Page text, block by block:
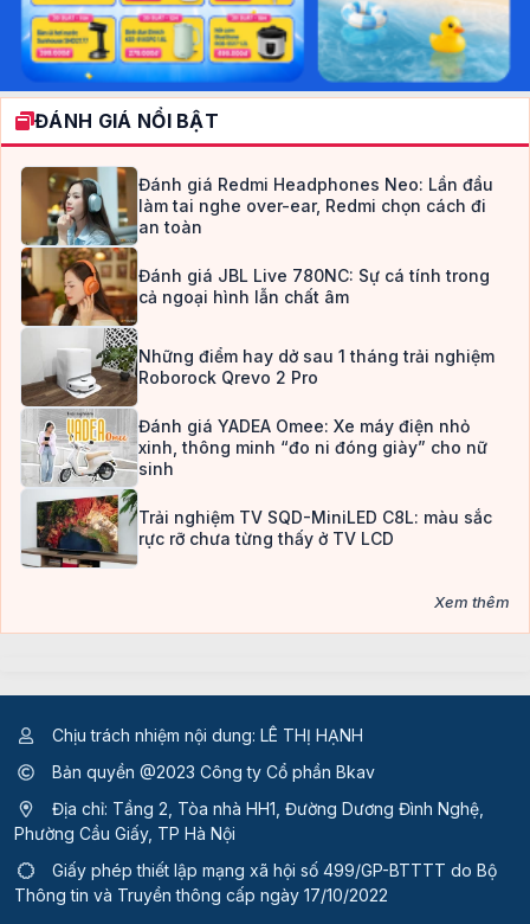
ĐÁNH GIÁ NỔI BẬT
Đánh giá Redmi Headphones Neo: Lần đầu
làm tai nghe over-ear, Redmi chọn cách đi
an toàn
Đánh giá JBL Live 780NC: Sự cá tính trong
cả ngoại hình lẫn chất âm
Những điểm hay dở sau 1 tháng trải nghiệm
Roborock Qrevo 2 Pro
Đánh giá YADEA Omee: Xe máy điện nhỏ
xinh, thông minh “đo ni đóng giày” cho nữ
sinh
Trải nghiệm TV SQD-MiniLED C8L: màu sắc
rực rỡ chưa từng thấy ở TV LCD
Xem thêm
Chịu trách nhiệm nội dung: LÊ THỊ HẠNH
Bản quyền @2023 Công ty Cổ phần Bkav
Địa chỉ: Tầng 2, Tòa nhà HH1, Đường Dương Đình Nghệ,
Phường Cầu Giấy, TP Hà Nội
Giấy phép thiết lập mạng xã hội số 499/GP-BTTTT do Bộ
Thông tin và Truyền thông cấp ngày 17/10/2022